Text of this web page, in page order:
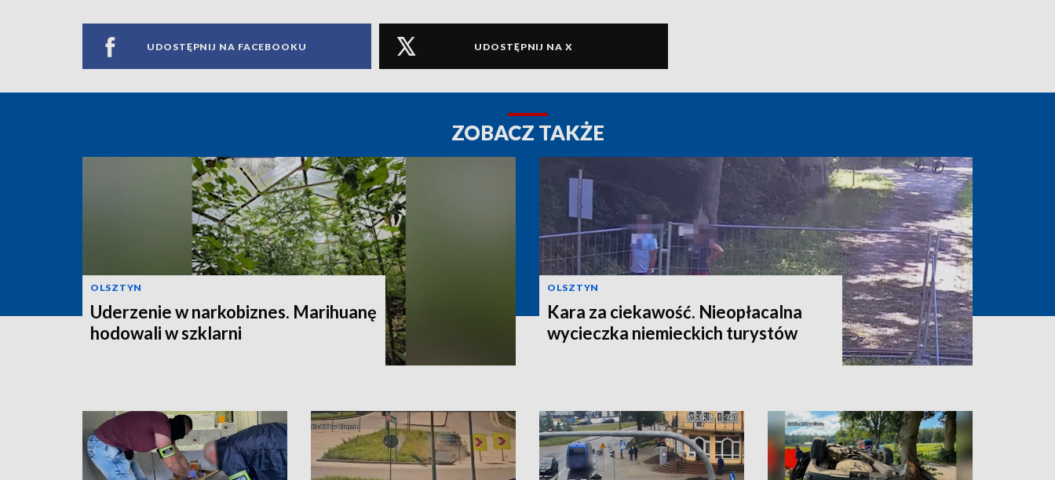
UDOSTĘPNIJ NA FACEBOOKU UDOSTĘPNIJ NA X
ZOBACZ TAKŻE
OLSZTYN
Uderzenie w narkobiznes. Marihuanę
hodowali w szklarni
OLSZTYN
Kara za ciekawość. Nieopłacalna
wycieczka niemieckich turystów